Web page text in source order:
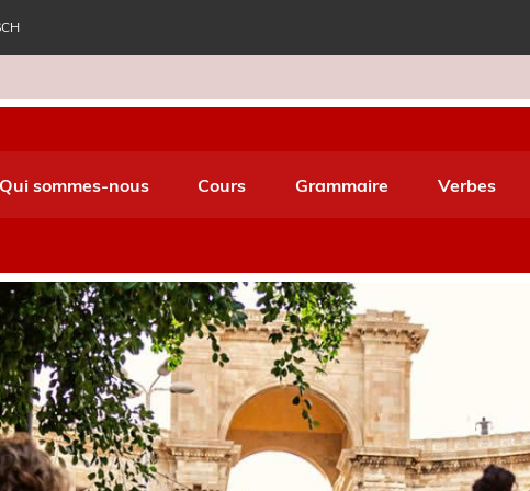
World Italiano
Qui sommes-nous Cours Grammaire Verbes